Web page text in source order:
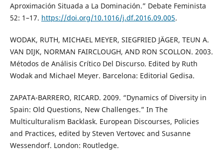
Aproximación Situada a La Dominación.” Debate Feminista
52: 1–17. https://doi.org/10.1016/j.df.2016.09.005.
WODAK, RUTH, MICHAEL MEYER, SIEGFRIED JÄGER, TEUN A.
VAN DIJK, NORMAN FAIRCLOUGH, AND RON SCOLLON. 2003.
Métodos de Análisis Crítico Del Discurso. Edited by Ruth
Wodak and Michael Meyer. Barcelona: Editorial Gedisa.
ZAPATA-BARRERO, RICARD. 2009. “Dynamics of Diversity in
Spain: Old Questions, New Challenges.” In The
Multiculturalism Backlask. European Discourses, Policies
and Practices, edited by Steven Vertovec and Susanne
Wessendorf. London: Routledge.